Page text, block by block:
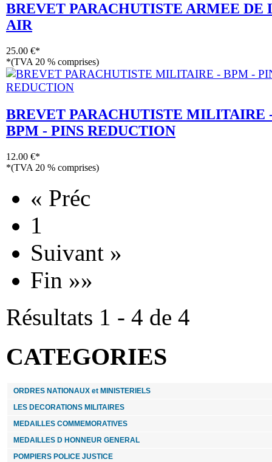
BREVET PARACHUTISTE ARMEE DE
AIR
25.00 €*
*(TVA 20 % comprises)
BREVET PARACHUTISTE MILITAIRE
BPM - PINS REDUCTION
12.00 €*
*(TVA 20 % comprises)
« Préc
1
Suivant »
Fin »»
Résultats 1 - 4 de 4
CATEGORIES
ORDRES NATIONAUX et MINISTERIELS
LES DECORATIONS MILITAIRES
MEDAILLES COMMEMORATIVES
MEDAILLES D HONNEUR GENERAL
POMPIERS POLICE JUSTICE